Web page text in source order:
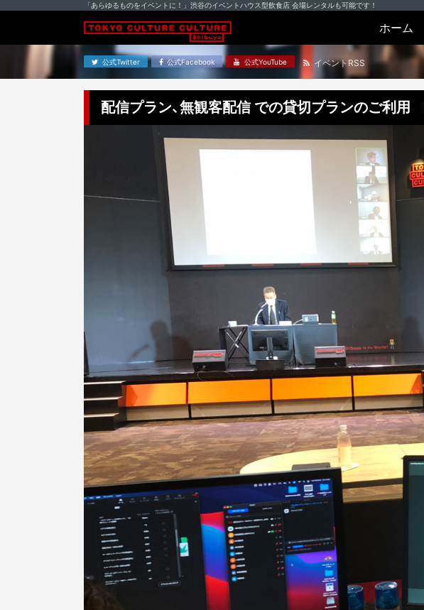
「あらゆるものをイベントに！」渋谷のイベントハウス型飲食店 会場レンタルも可能です！
ホーム
公式Twitter 公式Facebook 公式YouTube イベントRSS
配信プラン、無観客配信 での貸切プランのご利用